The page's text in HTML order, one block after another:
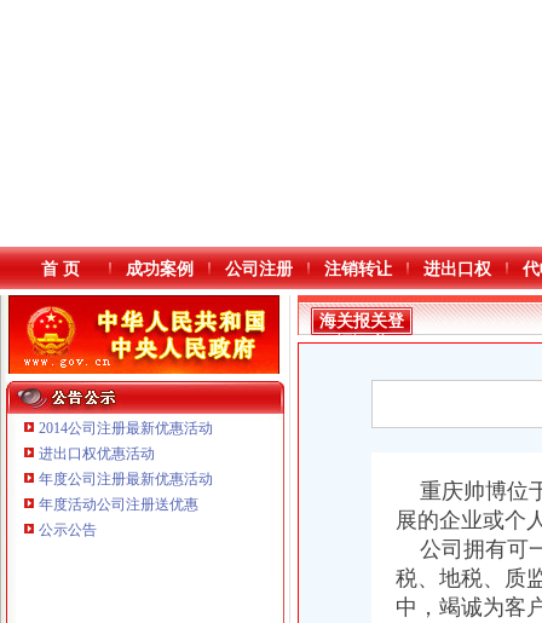
本站导航
首 页 成功案例 公司注册 注销转让 进出口权
2014公司注册最新优惠活动
进出口权优惠活动
年度公司注册最新优惠活动
年度活动公司注册送优惠
公示公告
重庆鸽牌电线电缆有限公司 渝北10010万 (进出口权)
海关报关登
记证书
重庆帅博位
展的企业或个
公司拥有可
税、地税、质
中，竭诚为客